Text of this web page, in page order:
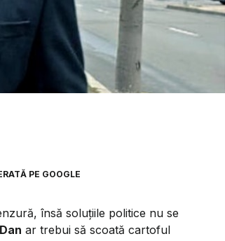
PE GOOGLE
însă soluțiile politice nu se
ar trebui să scoată cartoful